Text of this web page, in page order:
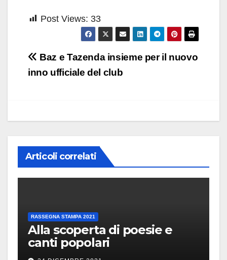
Post Views: 33
Navigazione
articoli
Baz e Tazenda insieme per il nuovo
inno ufficiale del club
Articoli correlati
RASSEGNA STAMPA 2021
Alla scoperta di poesie e
canti popolari